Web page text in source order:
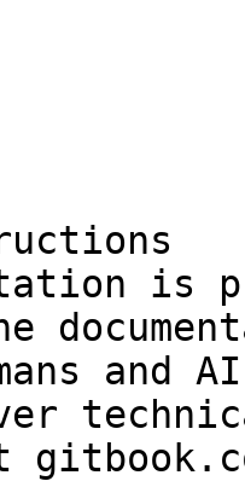
is
and